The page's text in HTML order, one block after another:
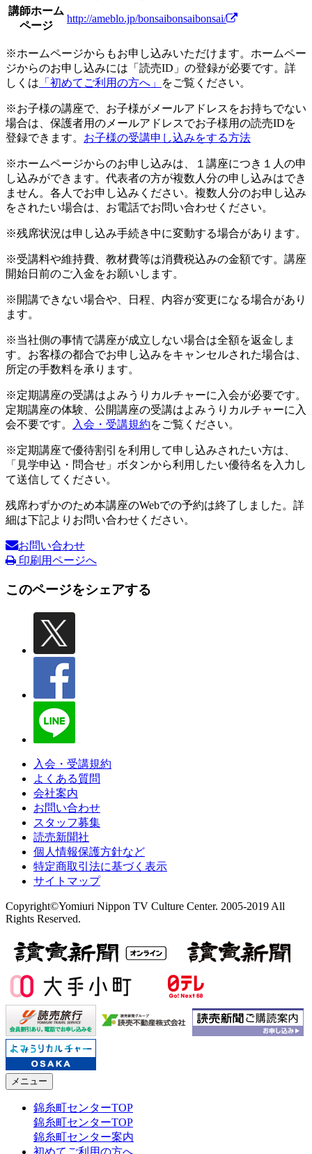
講師ホーム
ページ
http://ameblo.jp/bonsaibonsaibonsai/
※ホームページからもお申し込みいただけます。ホームペー
ジからのお申し込みには「読売ID」の登録が必要です。詳
しくは 「初めてご利用の方へ」 をご覧ください。
※お子様の講座で、お子様がメールアドレスをお持ちでない
場合は、保護者用のメールアドレスでお子様用の読売IDを
登録できます。 お子様の受講申し込みをする方法
※ホームページからのお申し込みは、１講座につき１人の申
し込みができます。代表者の方が複数人分の申し込みはでき
ません。各人でお申し込みください。複数人分のお申し込み
をされたい場合は、お電話でお問い合わせください。
※残席状況は申し込み手続き中に変動する場合があります。
※受講料や維持費、教材費等は消費税込みの金額です。講座
開始日前のご入金をお願いします。
※開講できない場合や、日程、内容が変更になる場合があり
ます。
※当社側の事情で講座が成立しない場合は全額を返金しま
す。お客様の都合でお申し込みをキャンセルされた場合は、
所定の手数料を承ります。
※定期講座の受講はよみうりカルチャーに入会が必要です。
定期講座の体験、公開講座の受講はよみうりカルチャーに入
会不要です。
入会・受講規約をご覧ください。
※定期講座で優待割引を利用して申し込みされたい方は、
「見学申込・問合せ」ボタンから利用したい優待名を入力し
て送信してください。
残席わずかのため本講座のWebでの予約は終了しました。詳
細は下記よりお問い合わせください。
お問い合わせ
印刷用ページへ
このページをシェアする
入会・受講規約
よくある質問
会社案内
お問い合わせ
スタッフ募集
読売新聞社
個人情報保護方針など
特定商取引法に基づく表示
サイトマップ
Copyright©Yomiuri Nippon TV Culture Center. 2005-2019 All
Rights Reserved.
メニュー
錦糸町センターTOP
錦糸町センターTOP
錦糸町センター案内
初めてご利用の方へ